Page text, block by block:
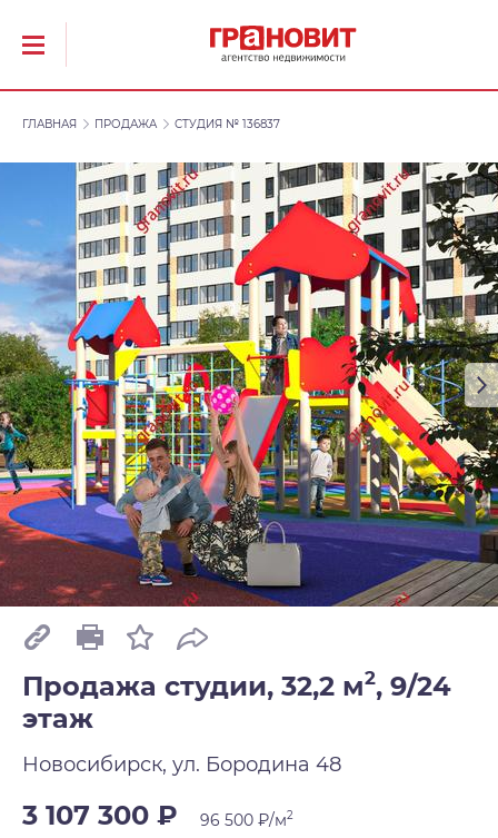
ГЛАВНАЯ ПРОДАЖА СТУДИЯ № 136837
Продажа студии, 32,2 м2, 9/24
этаж
Новосибирск, ул. Бородина 48
3 107 300 ₽ 96 500 ₽/м2